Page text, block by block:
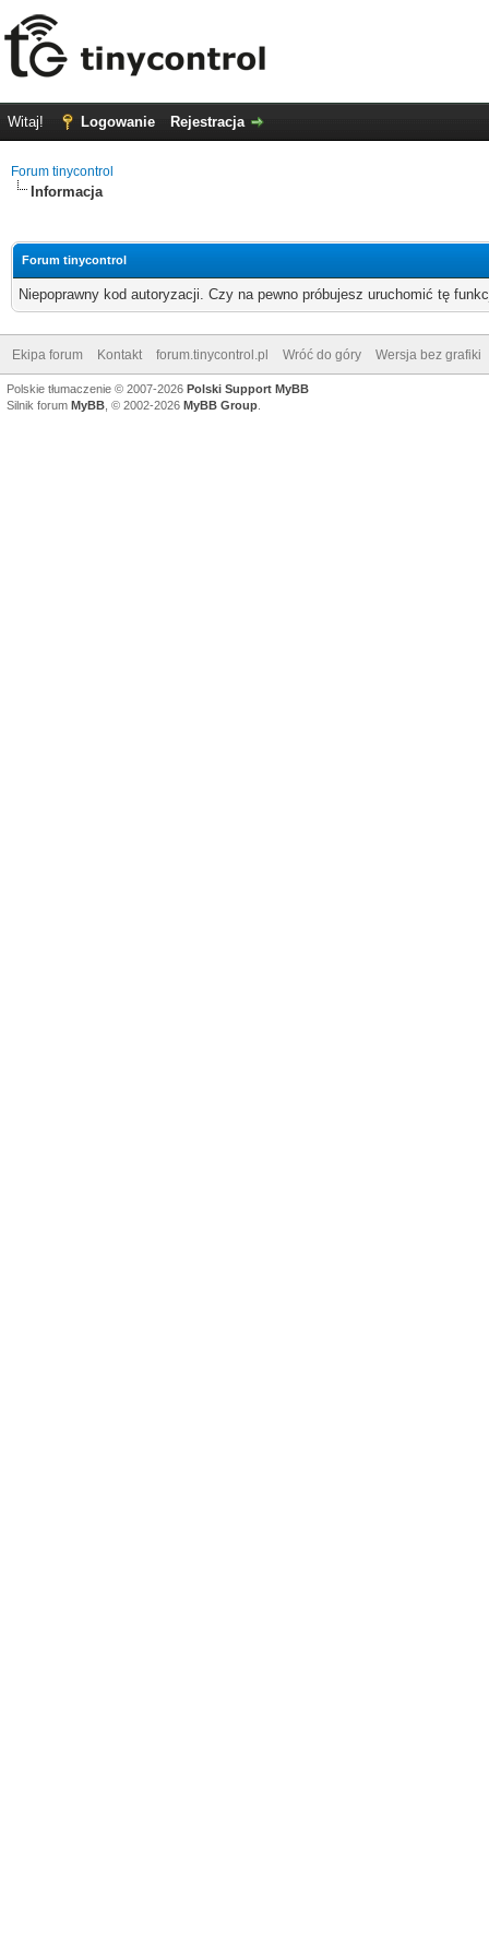
Witaj! Logowanie Rejestracja
Forum tinycontrol
Informacja
Forum tinycontrol
Niepoprawny kod autoryzacji. Czy na pewno próbujesz uruchomić tę
Ekipa forum Kontakt forum.tinycontrol.pl Wróć do góry Wersja bez grafiki
Polskie tłumaczenie © 2007-2026 Polski Support MyBB
Silnik forum MyBB , © 2002-2026 MyBB Group